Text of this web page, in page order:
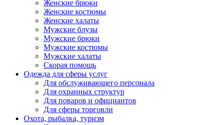
Женские брюки
Женские костюмы
Женские халаты
Мужские блузы
Мужские брюки
Мужские костюмы
Мужские халаты
Скорая помощь
Одежда для сферы услуг
Для обслуживающего персонала
Для охранных структур
Для поваров и официантов
Для сферы торговли
Охота, рыбалка, туризм